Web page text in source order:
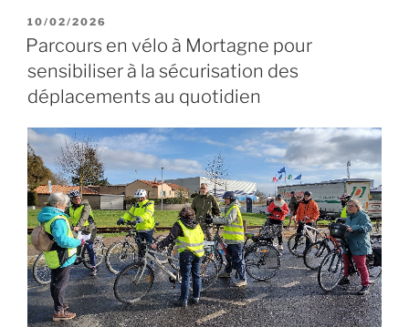
PUBLIÉ
LE
10/02/2026
Parcours en vélo à Mortagne pour
sensibiliser à la sécurisation des
déplacements au quotidien